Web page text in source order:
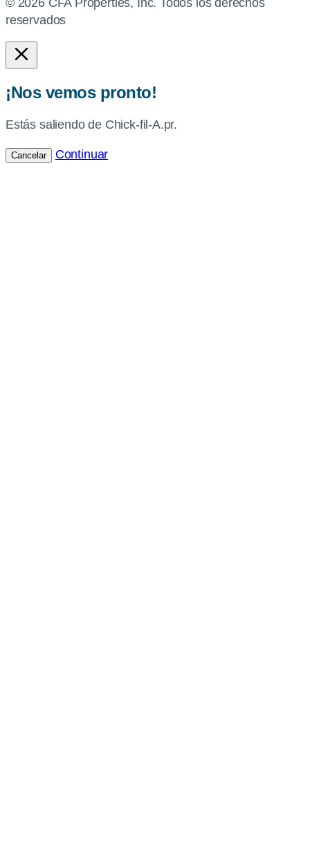
© 2026 CFA Properties, Inc. Todos los derechos
reservados
¡Nos vemos pronto!
Estás saliendo de Chick-fil-A.pr.
Cancelar Continuar